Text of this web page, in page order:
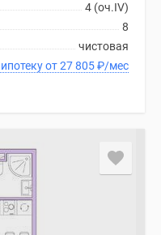
4 (оч.IV)
8
чистовая
В ипотеку от 27 805₽/мес